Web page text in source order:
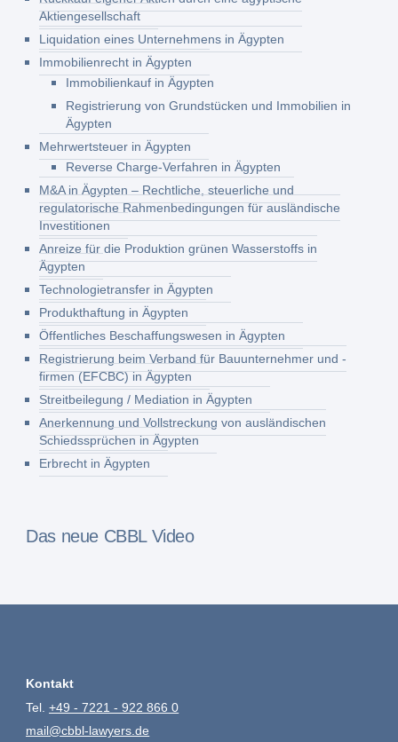
Aktiengesellschaft
Liquidation eines Unternehmens in Ägypten
Immobilienrecht in Ägypten
Immobilienkauf in Ägypten
Registrierung von Grundstücken und Immobilien in
Ägypten
Mehrwertsteuer in Ägypten
Reverse Charge-Verfahren in Ägypten
M&A in Ägypten – Rechtliche, steuerliche und
regulatorische Rahmenbedingungen für ausländische
Investitionen
Anreize für die Produktion grünen Wasserstoffs in
Ägypten
Technologietransfer in Ägypten
Produkthaftung in Ägypten
Öffentliches Beschaffungswesen in Ägypten
Registrierung beim Verband für Bauunternehmer und -
firmen (EFCBC) in Ägypten
Streitbeilegung / Mediation in Ägypten
Anerkennung und Vollstreckung von ausländischen
Schiedssprüchen in Ägypten
Erbrecht in Ägypten
Das neue CBBL Video
Kontakt
Tel.+49 - 7221 - 922 866 0
mail@cbbl-lawyers.de